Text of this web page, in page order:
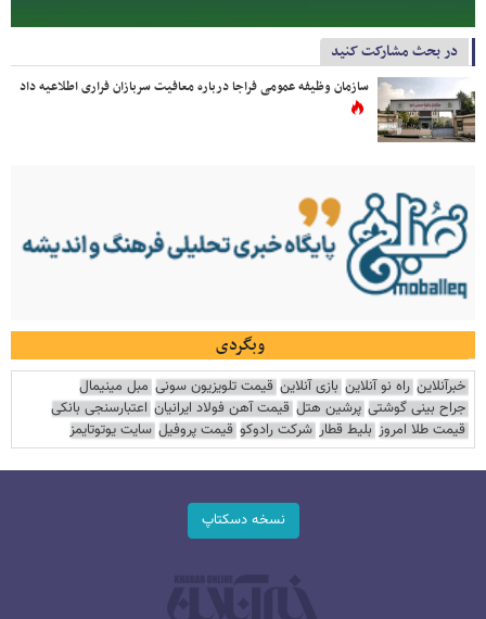
در بحث مشارکت کنید
سازمان وظیفه عمومی فراجا درباره معافیت سربازان فراری اطلاعیه داد
وبگردی
خبرآنلاین راه نو آنلاین بازی آنلاین قیمت تلویزیون سونی مبل مینیمال
جراح بینی گوشتی پرشین هتل قیمت آهن فولاد ایرانیان اعتبارسنجی بانکی
قیمت طلا امروز بلیط قطار شرکت رادوکو قیمت پروفیل سایت یوتوتایمز
نسخه دسکتاپ